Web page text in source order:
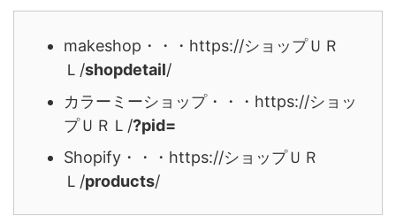
makeshop・・・https://ショップＵＲ
Ｌ/shopdetail/
カラーミーショップ・・・https://ショッ
プＵＲＬ/?pid=
Shopify・・・https://ショップＵＲ
Ｌ/products/